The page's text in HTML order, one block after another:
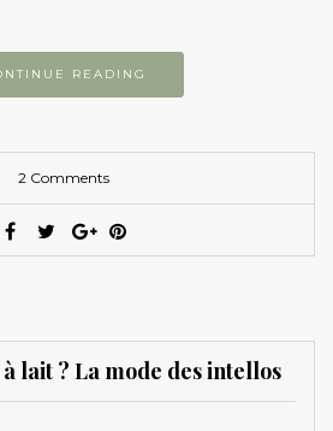
READING
2 Comments
lait ? La mode des intellos